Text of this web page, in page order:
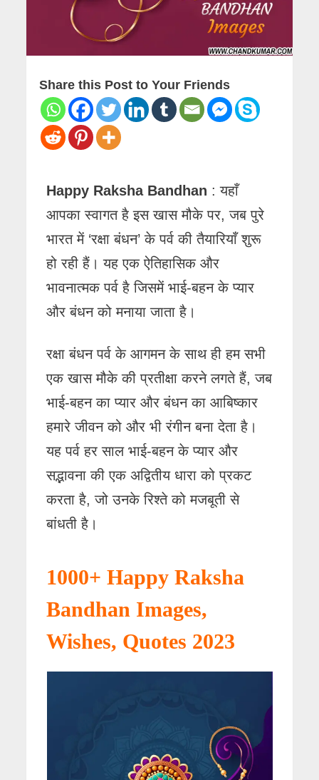
Share this Post to Your Friends
Happy Raksha Bandhan : यहाँ
आपका स्वागत है इस खास मौके पर, जब पुरे
भारत में ‘रक्षा बंधन’ के पर्व की तैयारियाँ शुरू
हो रही हैं। यह एक ऐतिहासिक और
भावनात्मक पर्व है जिसमें भाई-बहन के प्यार
और बंधन को मनाया जाता है।
रक्षा बंधन पर्व के आगमन के साथ ही हम सभी
एक खास मौके की प्रतीक्षा करने लगते हैं, जब
भाई-बहन का प्यार और बंधन का आबिष्कार
हमारे जीवन को और भी रंगीन बना देता है।
यह पर्व हर साल भाई-बहन के प्यार और
सद्भावना की एक अद्वितीय धारा को प्रकट
करता है, जो उनके रिश्ते को मजबूती से
बांधती है।
1000+ Happy Raksha
Bandhan Images,
Wishes, Quotes 2023